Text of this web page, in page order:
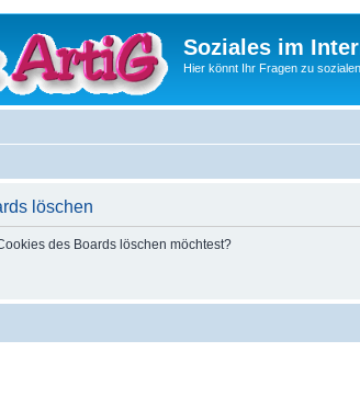
Soziales im
Hier könnt Ihr Fragen zu
löschen
des Boards löschen möchtest?